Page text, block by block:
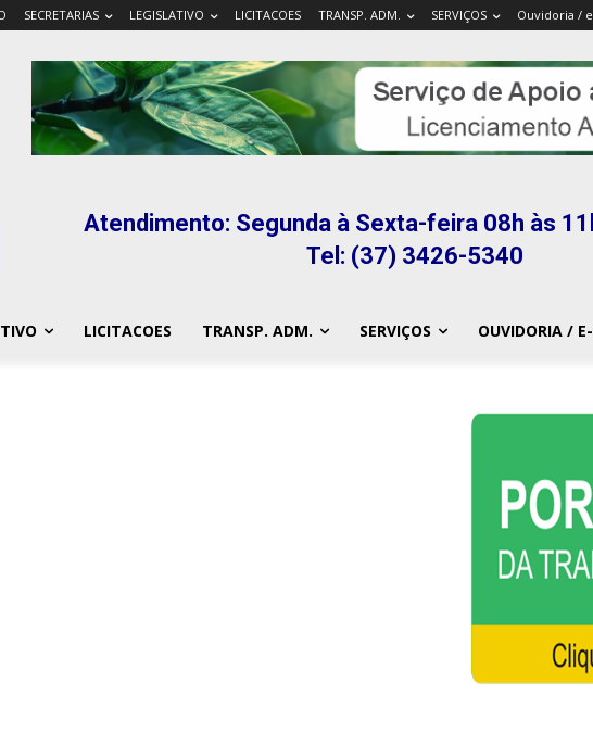
SECRETARIAS LEGISLATIVO LICITACOES TRANSP. ADM. SERVIÇOS Ouvidoria /
Atendimento: Segunda à Sexta-feira 08h às
Tel: (37) 3426-5340
LICITACOES TRANSP. ADM. SERVIÇOS OUVIDORIA /